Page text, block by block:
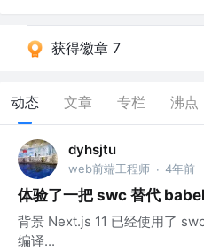
获得徽章 7
动态 文章 专栏 沸点
dyhsjtu
web前端工程师 · 4年前
体验了一把 swc 替代
背景 Next.js 11 已经使用了
编译...